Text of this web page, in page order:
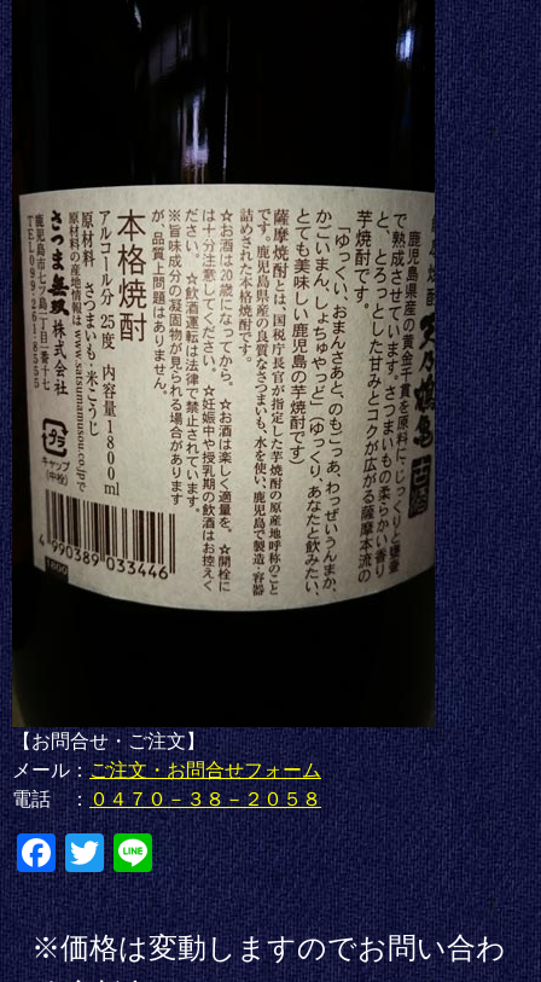
【お問合せ・ご注文】
メール：ご注文・お問合せフォーム
電話 ： ０４７０－３８－２０５８
Fa
ce
bo
ok
T
wi
tte
r
Li
ne
※価格は変動しますのでお問い合わ